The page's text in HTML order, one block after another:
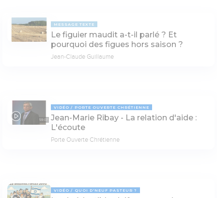
MESSAGE TEXTE
Le figuier maudit a-t-il parlé ? Et
pourquoi des figues hors saison ?
Jean-Claude Guillaume
59:07
VIDÉO PORTE OUVERTE CHRÉTIENNE
Jean-Marie Ribay - La relation d'aide :
L'écoute
Porte Ouverte Chrétienne
VIDÉO QUOI D'NEUF PASTEUR ?